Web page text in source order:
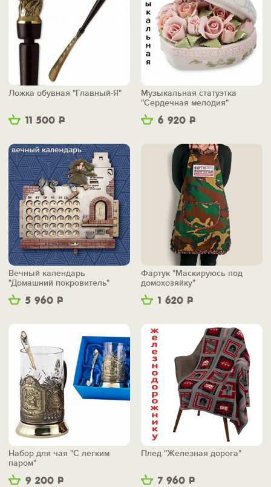
11 500 Р
Ложка обувная "Главный-Я"
6 920 Р
Музыкальная статуэтка
"Сердечная мелодия"
5 960 Р
Вечный календарь
"Домашний покровитель"
1 620 Р
Фартук "Маскируюсь под
домохозяйку"
9 200 Р
Набор для чая "С легким
паром"
7 960 Р
Плед "Железная дорога"